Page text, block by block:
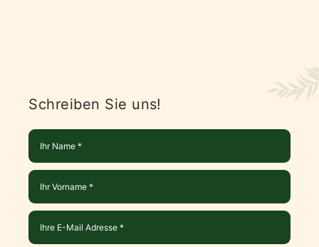
Schreiben Sie uns!